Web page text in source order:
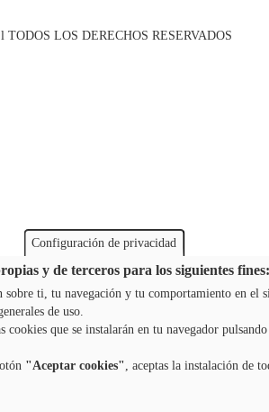
TODOS LOS DERECHOS RESERVADOS
Configuración de privacidad
y de terceros para los siguientes
sobre ti, tu navegación y tu comportamiento en el
de uso.
cookies que se instalarán en tu navegador
"Aceptar cookies", aceptas la instalación de